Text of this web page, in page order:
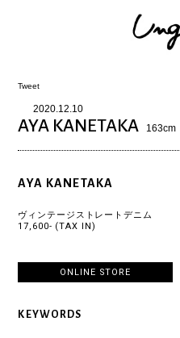
Tweet
2020.12.10
AYA KANETAKA 163cm
AYA KANETAKA
ヴィンテージストレートデニム
17,600- (TAX IN)
ONLINE STORE
KEYWORDS